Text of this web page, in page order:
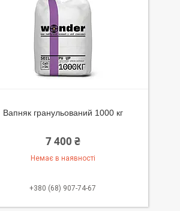
Вапняк гранульований 1000 кг
7 400 ₴
Немає в наявності
+380 (68) 907-74-67